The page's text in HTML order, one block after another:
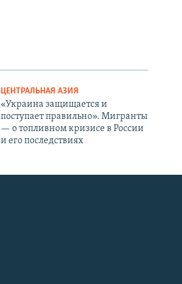
ЦЕНТРАЛЬНАЯ АЗИЯ
«Украина защищается и
поступает правильно». Мигранты
— о топливном кризисе в России
и его последствиях